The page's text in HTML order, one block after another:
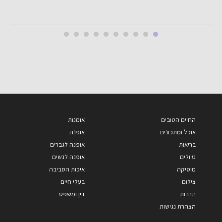
החיים הטובים
אוכל ומתכונים
בריאות
טיולים
מוסיקה
צילום
תרבות
הצהרת נגישות
אומנות
אופנה
אופנה לגברים
אופנה לנשים
איכות הסביבה
בעלי חיים
דין ומשפט